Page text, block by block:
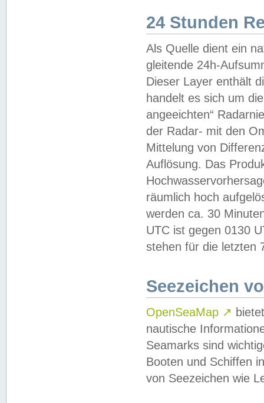
24 Stunden
Als Quelle dient ein
gleitende 24h-
Dieser Layer enthält
handelt es sich um
angeeichten“
der Radar- mit den
Mittelung von
Auflösung. Das
räumlich hoch
werden ca. 30
UTC ist gegen 0130
stehen für die letzten
Seezeichen
OpenSeaMap ↗
nautische
Seamarks sind
Booten und Schiffen
von Seezeichen wie